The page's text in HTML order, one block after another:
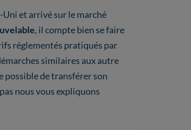
et arrivé sur le marché
, il compte bien se faire
réglementés pratiqués par
similaires aux autre
possible de transférer son
nous vous expliquons